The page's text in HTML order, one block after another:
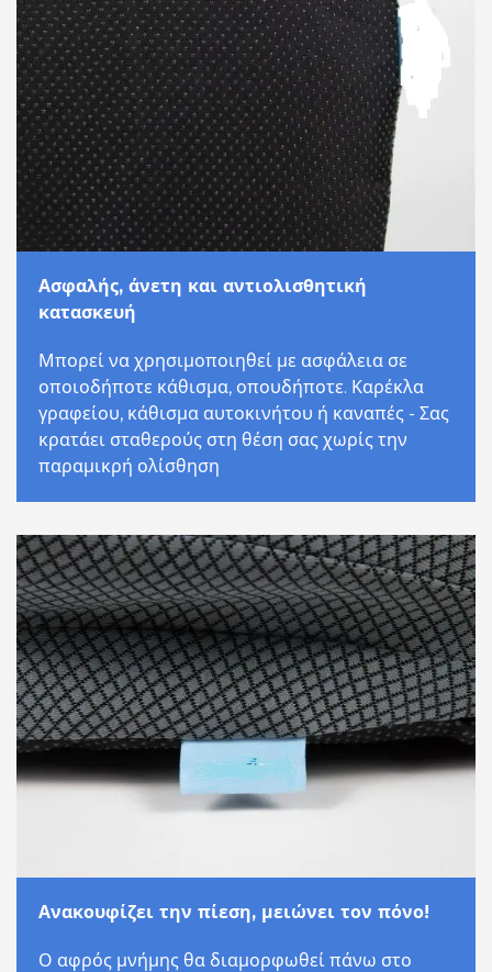
Ασφαλής, άνετη και αντιολισθητική
κατασκευή
Μπορεί να χρησιμοποιηθεί με ασφάλεια σε
οποιοδήποτε κάθισμα, οπουδήποτε. Καρέκλα
γραφείου, κάθισμα αυτοκινήτου ή καναπές - Σας
κρατάει σταθερούς στη θέση σας χωρίς την
παραμικρή ολίσθηση
Ανακουφίζει την πίεση, μειώνει τον πόνο!
Ο αφρός μνήμης θα διαμορφωθεί πάνω στο